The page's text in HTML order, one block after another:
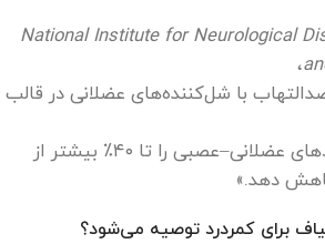
National Institute for Neurological
،
با شل‌کننده‌های عضلانی در قالب
می‌تواند شدت دردهای عضلانی–عصبی را تا ۴۰٪ بیشتر از
دهد.»
برای کمردرد توصیه می‌شود؟